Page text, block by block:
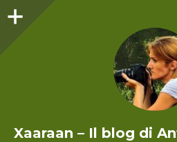
Xaaraan – Il blog di